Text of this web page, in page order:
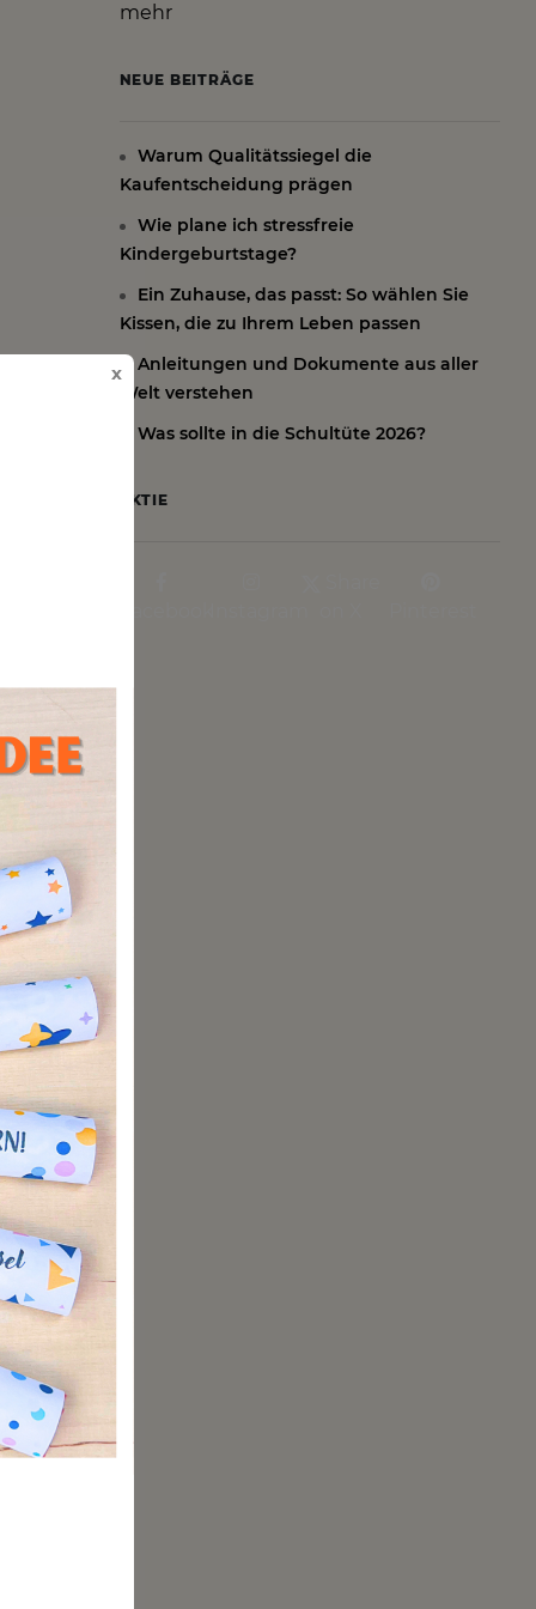
x
und
neu
ihnen
mehr
NEUE BEITRÄGE
Warum Qualitätssiegel die
Kaufentscheidung prägen
Wie plane ich stressfreie
Kindergeburtstage?
Ein Zuhause, das passt: So wählen Sie
Kissen, die zu Ihrem Leben passen
Anleitungen und Dokumente aus aller
Welt verstehen
Was sollte in die Schultüte 2026?
AKTIE